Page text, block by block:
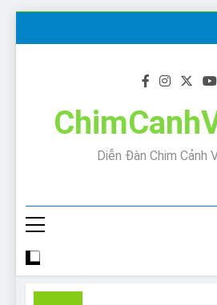
Diễn Đàn Chim Cảnh